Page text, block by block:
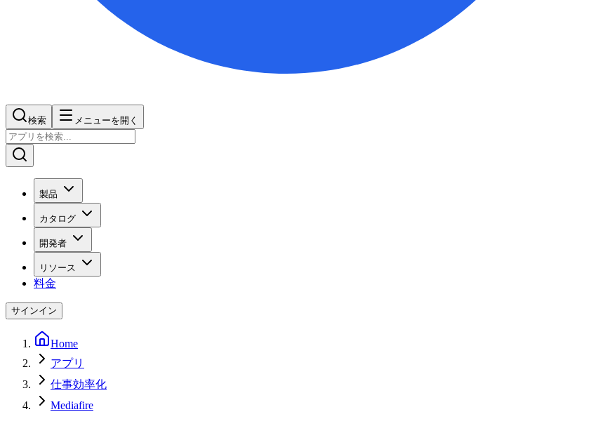
検索 メニューを開く
製品
カタログ
開発者
リソース
料金
サインイン
Home
アプリ
仕事効率化
Mediafire